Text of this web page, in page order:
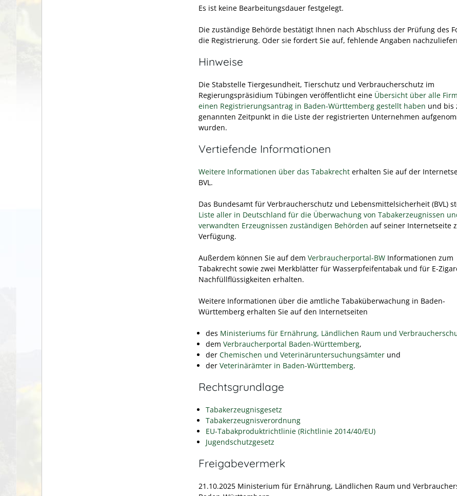
Es ist keine Bearbeitungsdauer festgelegt.
Die zuständige Behörde bestätigt Ihnen nach Abschluss der Prüfung des
die Registrierung. Oder sie fordert Sie auf, fehlende Angaben
Hinweise
Die Stabstelle Tiergesundheit, Tierschutz und Verbraucherschutz im
Regierungspräsidium Tübingen veröffentlicht eine Übersicht über alle
einen Registrierungsantrag in Baden-Württemberg gestellt haben und bis
genannten Zeitpunkt in die Liste der registrierten Unternehmen
wurden.
Vertiefende Informationen
Weitere Informationen über das Tabakrecht erhalten Sie auf der
BVL.
Das Bundesamt für Verbraucherschutz und Lebensmittelsicherheit (BVL)
Liste aller in Deutschland für die Überwachung von Tabakerzeugnissen
verwandten Erzeugnissen zuständigen Behörden auf seiner Internetseite
Verfügung.
Außerdem können Sie auf dem Verbraucherportal-BW Informationen zum
Tabakrecht sowie zwei Merkblätter für Wasserpfeifentabak und für E-
Nachfüllflüssigkeiten erhalten.
Weitere Informationen über die amtliche Tabaküberwachung in Baden-
Württemberg erhalten Sie auf den Internetseiten
des Ministeriums für Ernährung, Ländlichen Raum und
dem Verbraucherportal Baden-Württemberg,
der Chemischen und Veterinäruntersuchungsämter und
der Veterinärämter in Baden-Württemberg.
Rechtsgrundlage
Tabakerzeugnisgesetz
Tabakerzeugnisverordnung
EU-Tabakproduktrichtlinie (Richtlinie 2014/40/EU)
Jugendschutzgesetz
Freigabevermerk
21.10.2025 Ministerium für Ernährung, Ländlichen Raum und